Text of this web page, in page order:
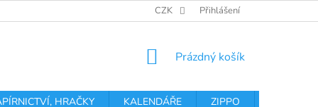
PODMÍNKY OCHRANY OSOBNÍCH
CZK Přihlášení
NÁKUPNÍ
Prázdný košík
HRAČKY KALENDÁŘE ZIPPO